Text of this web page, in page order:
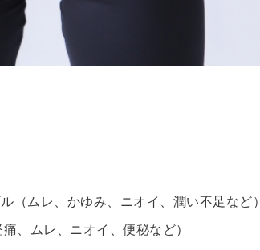
（ムレ、かゆみ、ニオイ、潤い不足など）
、ムレ、ニオイ、便秘など）